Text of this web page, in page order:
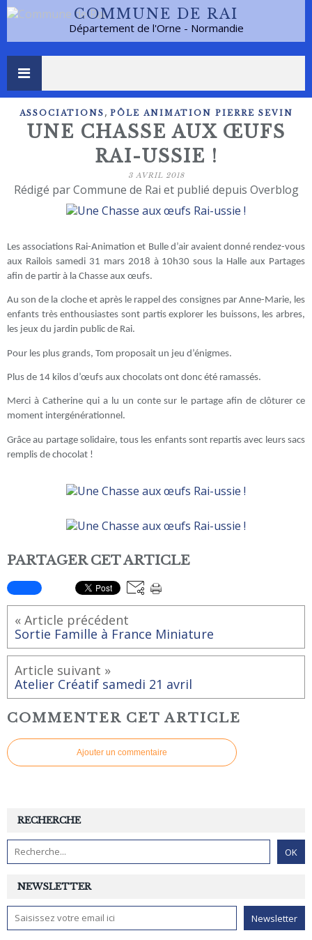
COMMUNE DE RAI
Département de l'Orne - Normandie
ASSOCIATIONS , PÔLE ANIMATION PIERRE SEVIN
UNE CHASSE AUX ŒUFS
RAI-USSIE !
3 AVRIL 2018
Rédigé par Commune de Rai et publié depuis Overblog
Les associations Rai-Animation et Bulle d’air avaient donné rendez-vous
aux Railois samedi 31 mars 2018 à 10h30 sous la Halle aux Partages
afin de partir à la Chasse aux œufs.
Au son de la cloche et après le rappel des consignes par Anne-Marie, les
enfants très enthousiastes sont partis explorer les buissons, les arbres,
les jeux du jardin public de Rai.
Pour les plus grands, Tom proposait un jeu d’énigmes.
Plus de 14 kilos d’œufs aux chocolats ont donc été ramassés.
Merci à Catherine qui a lu un conte sur le partage afin de clôturer ce
moment intergénérationnel.
Grâce au partage solidaire, tous les enfants sont repartis avec leurs sacs
remplis de chocolat !
PARTAGER CET ARTICLE
« Article précédent
Sortie Famille à France Miniature
Article suivant »
Atelier Créatif samedi 21 avril
COMMENTER CET ARTICLE
Ajouter un commentaire
NEWSLETTER
RECHERCHE